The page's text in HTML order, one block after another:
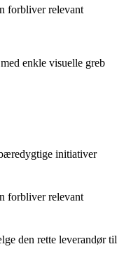
forbliver relevant
enkle visuelle greb
initiativer
forbliver relevant
den rette leverandør til